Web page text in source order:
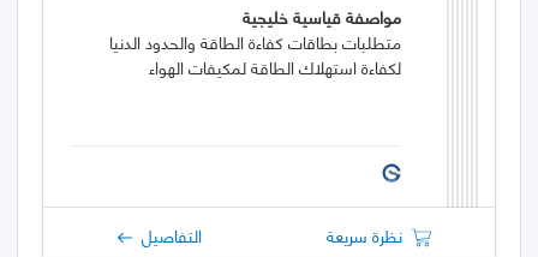
مواصفة قياسية خليجية
متطلبات بطاقات كفاءة الطاقة والحدود الدنيا
لكفاءة استهلاك الطاقة لمكيفات الهواء
نظرة سريعة التفاصيل